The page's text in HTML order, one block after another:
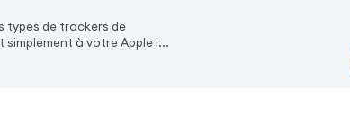
types de trackers de
à votre Apple i...